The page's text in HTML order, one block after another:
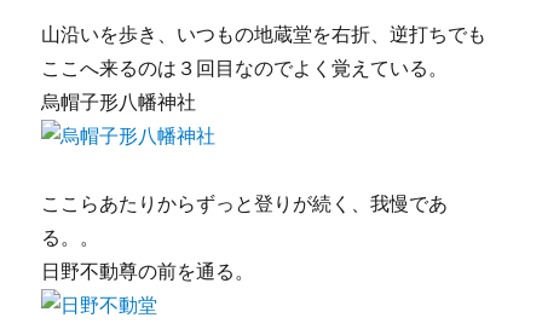
山沿いを歩き、いつもの地蔵堂を右折、逆打ちでも
ここへ来るのは３回目なのでよく覚えている。
烏帽子形八幡神社
ここらあたりからずっと登りが続く、我慢であ
る。。
日野不動尊の前を通る。